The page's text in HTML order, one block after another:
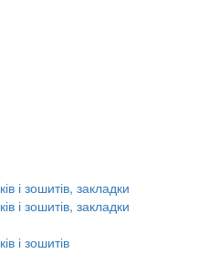
і зошитів, закладки
і зошитів, закладки
і зошитів